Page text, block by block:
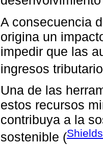
A consecuencia
origina un
impedir que las
ingresos
Una de las
estos recursos
contribuya a la
sostenible (